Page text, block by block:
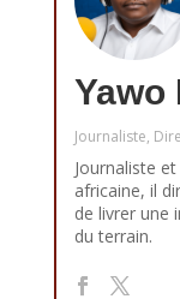
Yawo
Journaliste,
Journaliste
africaine, il
de livrer une
du terrain.